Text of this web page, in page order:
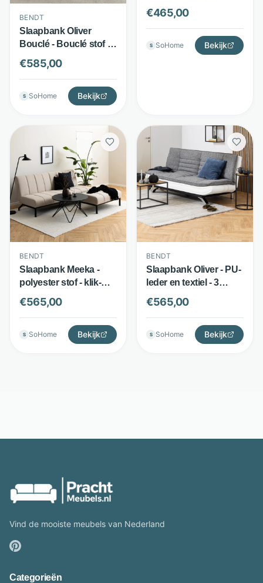
BENDT
Slaapbank Oliver
Bouclé - Bouclé stof -
Klik-klak systeem -
Beige - Bendt
€585,00
S SoHome Bekijk
systeem en 3 standen
- Beige - Bendt
€465,00
S SoHome Bekijk
BENDT
Slaapbank Meeka -
polyester stof - klik-
klak systeem - Beige -
Bendt
€565,00
S SoHome Bekijk
BENDT
Slaapbank Oliver - PU-
leder en textiel - 3
standen met
bedfunctie - Grijs -
Bendt
€565,00
S SoHome Bekijk
Vind de mooiste meubels van Nederland
Categorieën